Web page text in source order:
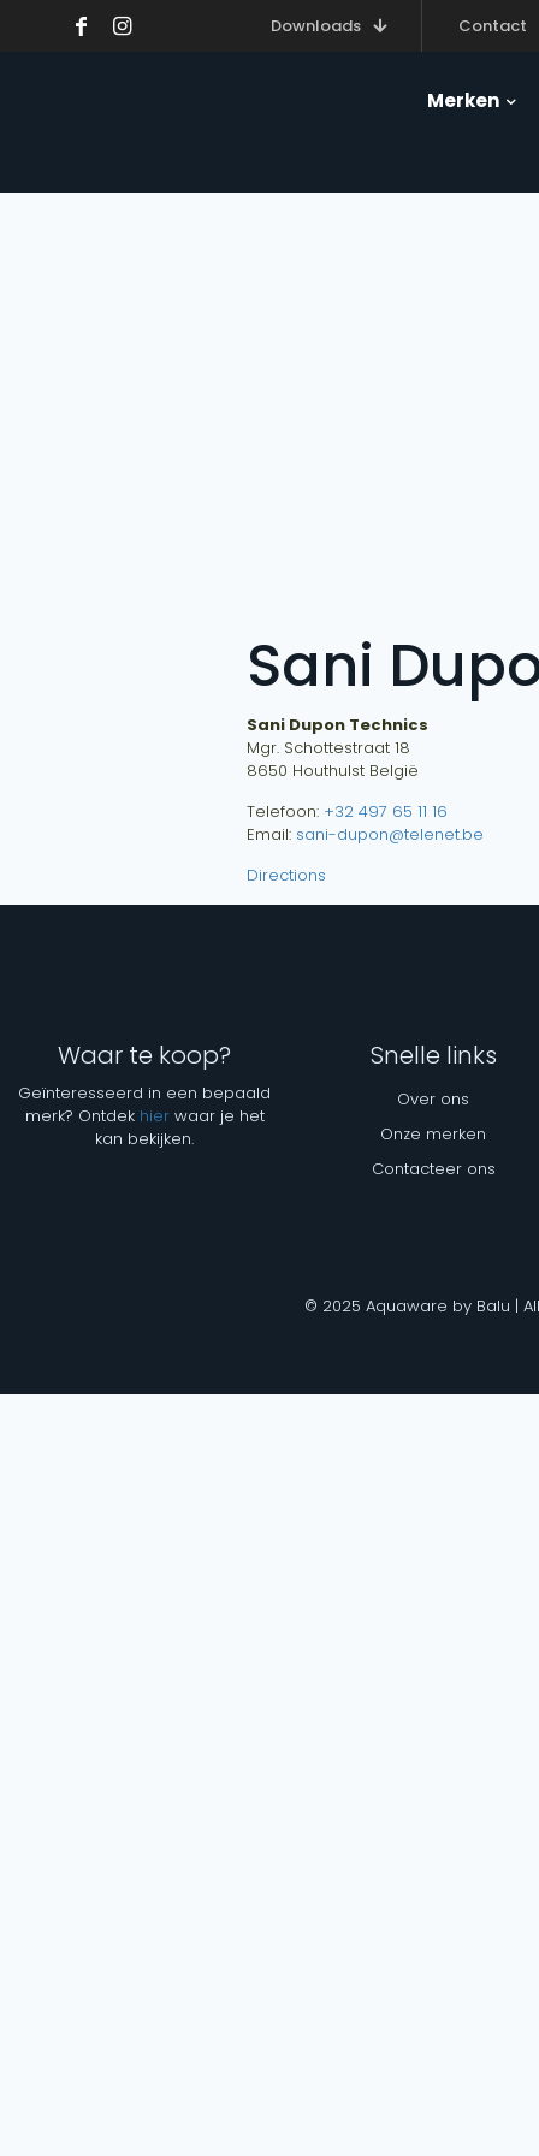
Downloads Contact
Merken
Sani
Sani Dupon Technics
Mgr. Schottestraat 18
8650 Houthulst België
Telefoon: +32 497 65 11 16
Email: sani-dupon@telenet.be
Directions
Waar te koop?
Geïnteresseerd in een bepaald
merk? Ontdek hierwaar je het
kan bekijken.
Snelle links
Over ons
Onze merken
Contacteer ons
© 2025 Aquaware by Balu |